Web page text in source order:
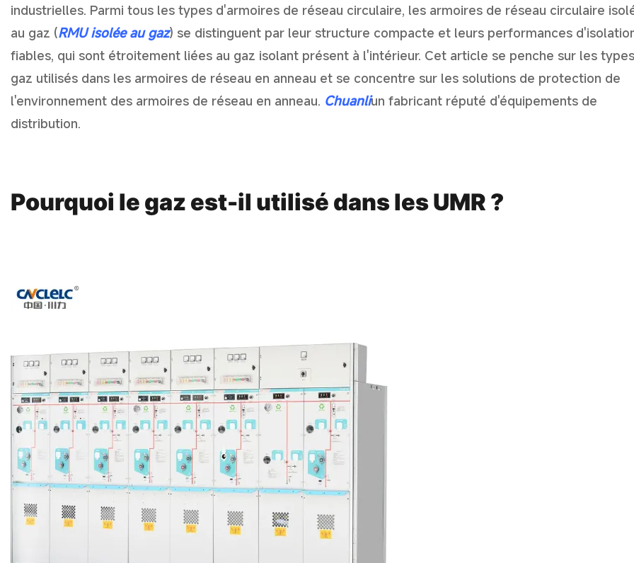
industrielles. Parmi tous les types d'armoires de réseau circulaire, les armoires de réseau circulaire
au gaz (RMU isolée au gaz) se distinguent par leur structure compacte et leurs performances
fiables, qui sont étroitement liées au gaz isolant présent à l'intérieur. Cet article se penche sur les
gaz utilisés dans les armoires de réseau en anneau et se concentre sur les solutions de protection de
l'environnement des armoires de réseau en anneau. Chuanliun fabricant réputé d'équipements de
distribution.
Pourquoi le gaz est-il utilisé dans les UMR ?